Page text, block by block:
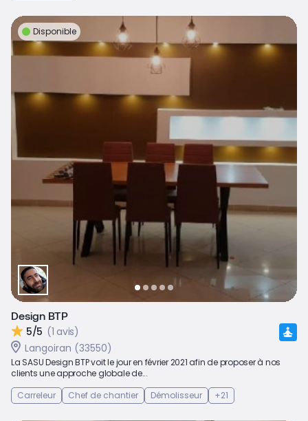
Disponible
Design BTP
5/5 (1 avis)
Langoiran (33550)
La SASU Design BTP voit le jour en février 2021 afin de proposer à nos
clients une approche globale de...
Carreleur
Chef de chantier Démolisseur +21